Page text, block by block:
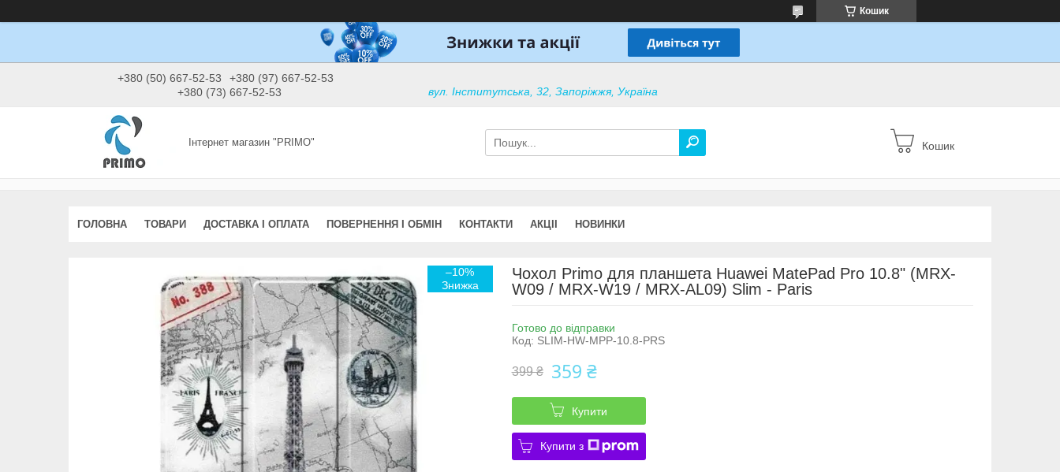
Кошик
+380 (50) 667-52-53
+380 (97) 667-52-53
+380 (73) 667-52-53
вул. Інститутська, 32, Запоріжжя, Україна
Інтернет магазин "PRIMO" Кошик
ГОЛОВНА ТОВАРИ ДОСТАВКА І ОПЛАТА ПОВЕРНЕННЯ І ОБМІН КОНТАКТИ АКЦІІ НОВИНКИ
–10%
Чохол Primo для планшета Huawei MatePad Pro 10.8" (MRX-
W09 / MRX-W19 / MRX-AL09) Slim - Paris
Готово до відправки
Код: SLIM-HW-MPP-10.8-PRS
399 ₴ 359 ₴
Купити
Купити з